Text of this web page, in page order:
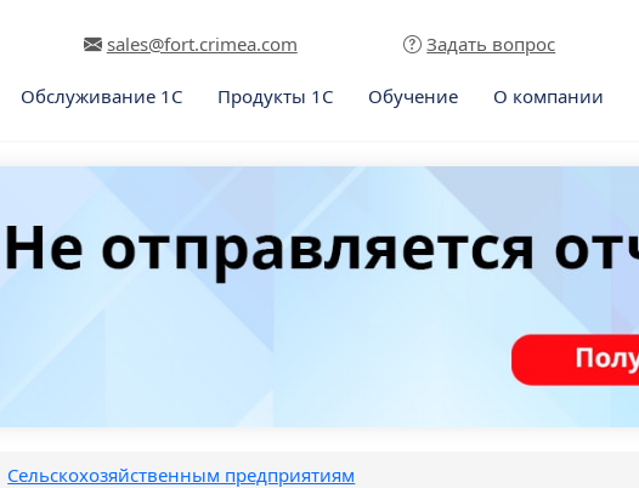
sales@fort.crimea.com Задать вопрос
Обслуживание 1С Продукты 1С Обучение О компании
Сельскохозяйственным предприятиям